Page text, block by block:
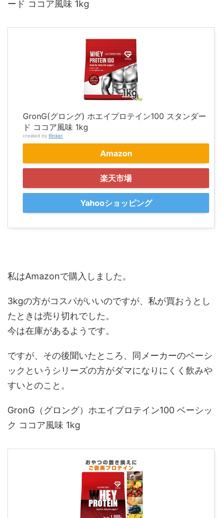
ード ココア風味 1kg
GronG(グロング) ホエイプロテイン100 スタンダー
ド ココア風味 1kg
created by Rinker
Amazon
楽天市場
Yahooショッピング
私はAmazonで購入しました。
3kgの方がコスパがいいのですが、私が買おうとし
たときは売り切れでした。
今は在庫があるようです。
ですが、その後聞いたところ、同メーカーのベーシ
ックというシリーズの方がダマになりにくく飲みや
すいとのこと。
GronG（グロング）ホエイプロテイン100 ベーシッ
ク ココア風味 1kg